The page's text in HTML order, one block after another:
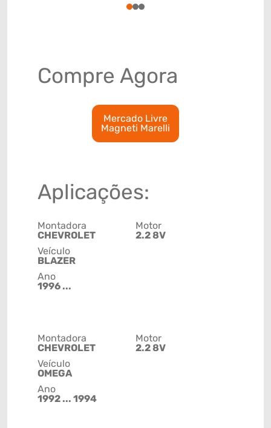
123
Compre Agora
Mercado Livre
Magneti Marelli
Aplicações:
Montadora
CHEVROLET
Veículo
BLAZER
Ano
1996 ...
Motor
2.2 8V
Montadora
CHEVROLET
Veículo
OMEGA
Ano
1992 ... 1994
Motor
2.2 8V